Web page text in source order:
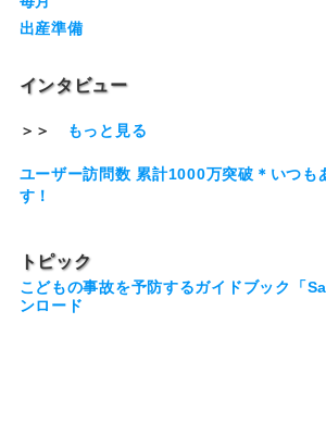
出産準備
インタビュー
＞＞ もっと見る
ユーザー訪問数 累計1000万突破＊いつも
す！
トピック
こどもの事故を予防するガイドブック「
ンロード